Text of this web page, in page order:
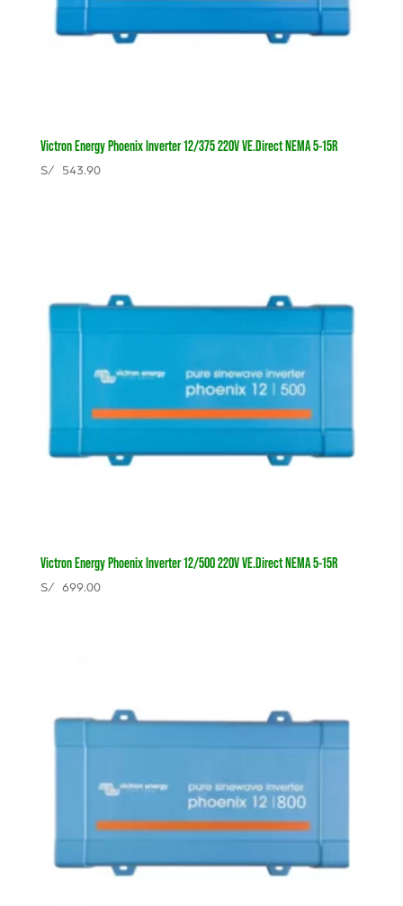
Victron Energy Phoenix Inverter 12/375 220V VE.Direct NEMA 5-15R
S/543.90
Victron Energy Phoenix Inverter 12/500 220V VE.Direct NEMA 5-15R
S/699.00